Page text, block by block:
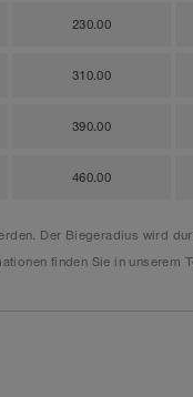
230.00
310.00
390.00
460.00
Der Biegeradius wird
finden Sie in unserem